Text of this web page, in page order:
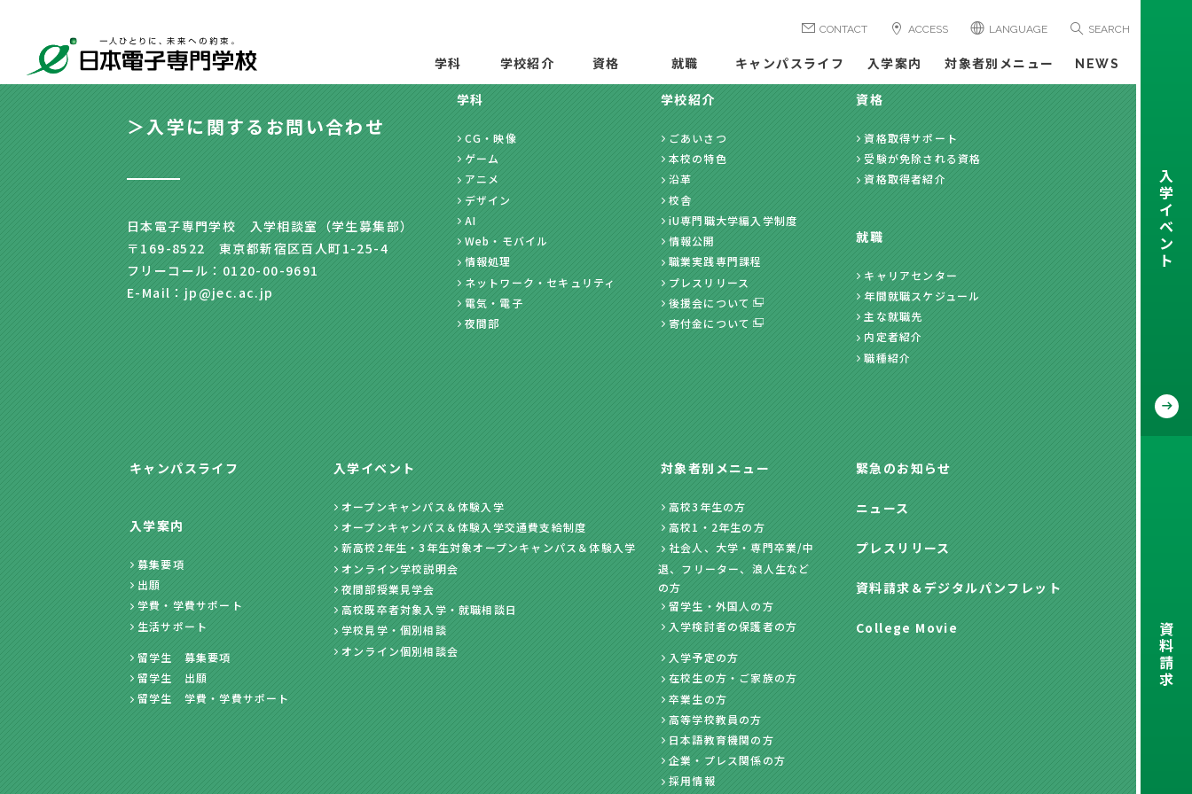
CONTACT ACCESS LANGUAGE SEARCH
学科 学校紹介 資格 就職 キャンパスライフ 入学案内 対象者別メニュー NEWS
＞入学に関するお問い合わせ
日本電子専門学校 入学相談室（学生募集部）
〒169-8522 東京都新宿区百人町1-25-4
フリーコール：0120-00-9691
E-Mail：jp@jec.ac.jp
学科
CG・映像
ゲーム
アニメ
デザイン
AI
Web・モバイル
情報処理
ネットワーク・セキュリティ
電気・電子
夜間部
学校紹介
ごあいさつ
本校の特色
沿革
校舎
iU専門職大学編入学制度
情報公開
職業実践専門課程
プレスリリース
後援会について
寄付金について
資格
資格取得サポート
受験が免除される資格
資格取得者紹介
就職
キャリアセンター
年間就職スケジュール
主な就職先
内定者紹介
職種紹介
キャンパスライフ
入学案内
募集要項
出願
学費・学費サポート
生活サポート
留学生 募集要項
留学生 出願
留学生 学費・学費サポート
入学イベント
オープンキャンパス＆体験入学
オープンキャンパス＆体験入学交通費支給制度
新高校2年生・3年生対象オープンキャンパス＆体験入学
オンライン学校説明会
夜間部授業見学会
高校既卒者対象入学・就職相談日
学校見学・個別相談
オンライン個別相談会
対象者別メニュー
高校3年生の方
高校1・2年生の方
社会人、大学・専門卒業/中
退、フリーター、浪人生など
の方
留学生・外国人の方
入学検討者の保護者の方
入学予定の方
在校生の方・ご家族の方
卒業生の方
高等学校教員の方
日本語教育機関の方
企業・プレス関係の方
採用情報
緊急のお知らせ
ニュース
プレスリリース
資料請求 ＆デジタルパンフレット
College Movie
入
学
イ
ベ
ン
ト
資
料
請
求